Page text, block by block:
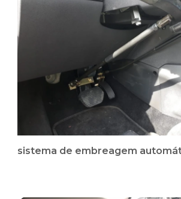
sistema de embreagem